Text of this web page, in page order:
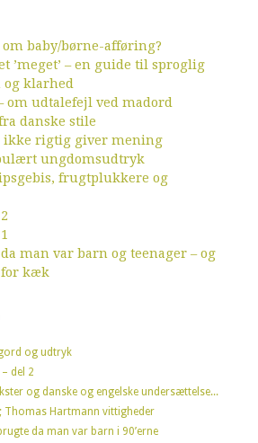
baby/børne-afføring?
’meget’ – en guide til sproglig
klarhed
om udtalefejl ved madord
danske stile
ikke rigtig giver mening
ungdomsudtryk
frugtplukkere og
man var barn og teenager – og
for kæk
og udtryk
del 2
og danske og engelske undersættelse...
Thomas Hartmann vittigheder
da man var barn i 90’erne